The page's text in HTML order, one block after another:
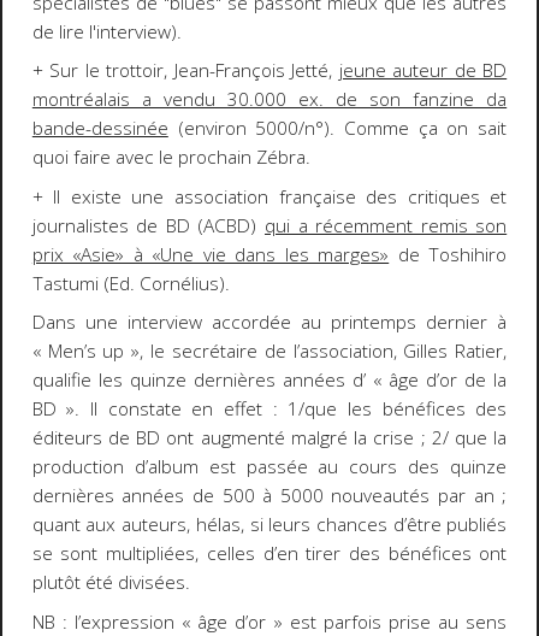
de lire l'interview).
+ Sur le trottoir, Jean-François Jetté, jeune auteur de BD
montréalais a vendu 30.000 ex. de son fanzine da
bande-dessinée (environ 5000/n°). Comme ça on sait
quoi faire avec le prochain Zébra.
+ Il existe une association française des critiques et
journalistes de BD (ACBD) qui a récemment remis son
prix «Asie» à «Une vie dans les marges» de Toshihiro
Tastumi (Ed. Cornélius).
Dans une interview accordée au printemps dernier à
« Men’s up », le secrétaire de l’association, Gilles Ratier,
qualifie les quinze dernières années d’ « âge d’or de la
BD ». Il constate en effet : 1/que les bénéfices des
éditeurs de BD ont augmenté malgré la crise ; 2/ que la
production d’album est passée au cours des quinze
dernières années de 500 à 5000 nouveautés par an ;
quant aux auteurs, hélas, si leurs chances d’être publiés
se sont multipliées, celles d’en tirer des bénéfices ont
plutôt été divisées.
NB : l’expression « âge d’or » est parfois prise au sens